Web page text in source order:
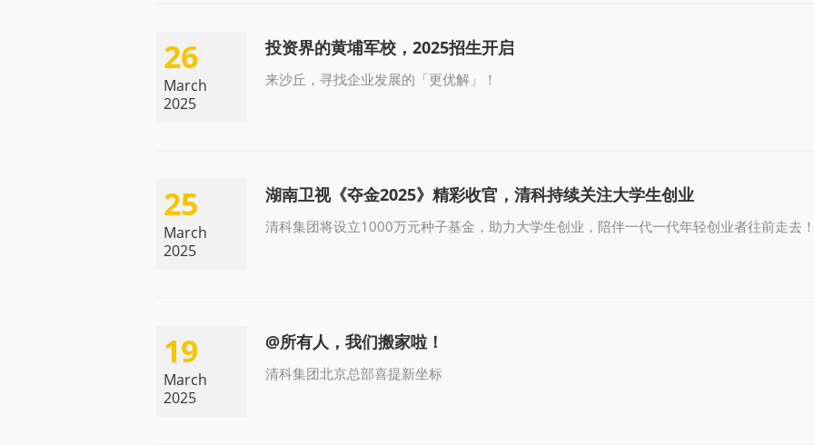
26
March
2025
投资界的黄埔军校，2025招生开启
来沙丘，寻找企业发展的「更优解」！
25
March
2025
湖南卫视《夺金2025》精彩收官，清科持续关注大学生创业
清科集团将设立1000万元种子基金，助力大学生创业，陪伴一代一代年轻创业者往前走去
19
March
2025
@所有人，我们搬家啦！
清科集团北京总部喜提新坐标